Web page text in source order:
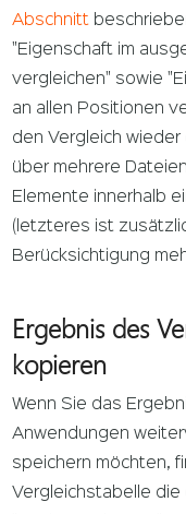
Abschnitt
"Eigenschaft im
vergleichen" sowie
an allen Positionen
den Vergleich
über mehrere
Elemente innerhalb
(letzteres ist
Berücksichtigung
Ergebnis des
kopieren
Wenn Sie das
Anwendungen
speichern möchten,
Vergleichstabelle die